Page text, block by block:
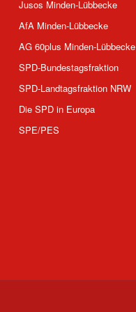
Jusos Minden-Lübbecke
AfA Minden-Lübbecke
AG 60plus Minden-Lübbecke
SPD-Bundestagsfraktion
SPD-Landtagsfraktion NRW
Die SPD in Europa
SPE/PES